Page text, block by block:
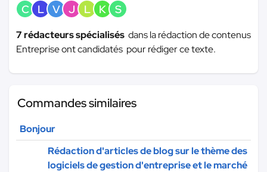
C L V J L K S
7 rédacteurs spécialisés dans la rédaction de contenus
Entreprise ont candidatés pour rédiger ce texte.
Commandes similaires
Bonjour
Rédaction d'articles de blog sur le thème des
logiciels de gestion d'entreprise et le marché